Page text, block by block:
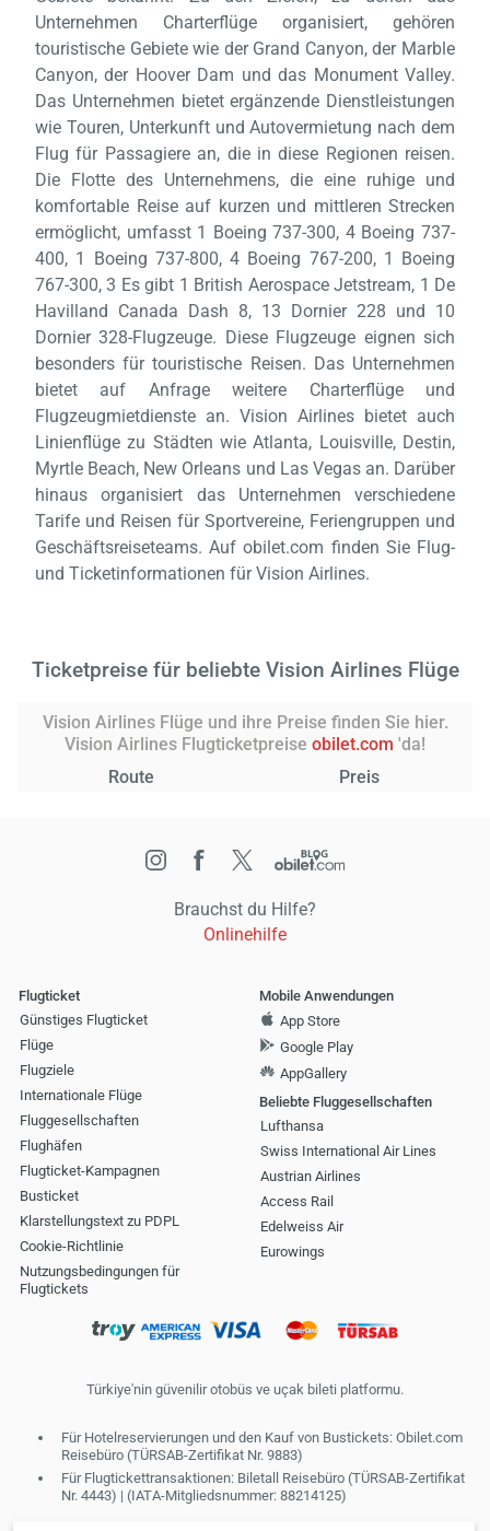
Unternehmen Charterflüge organisiert, gehören
touristische Gebiete wie der Grand Canyon, der Marble
Canyon, der Hoover Dam und das Monument Valley.
Das Unternehmen bietet ergänzende Dienstleistungen
wie Touren, Unterkunft und Autovermietung nach dem
Flug für Passagiere an, die in diese Regionen reisen.
Die Flotte des Unternehmens, die eine ruhige und
komfortable Reise auf kurzen und mittleren Strecken
ermöglicht, umfasst 1 Boeing 737-300, 4 Boeing 737-
400, 1 Boeing 737-800, 4 Boeing 767-200, 1 Boeing
767-300, 3 Es gibt 1 British Aerospace Jetstream, 1 De
Havilland Canada Dash 8, 13 Dornier 228 und 10
Dornier 328-Flugzeuge. Diese Flugzeuge eignen sich
besonders für touristische Reisen. Das Unternehmen
bietet auf Anfrage weitere Charterflüge und
Flugzeugmietdienste an. Vision Airlines bietet auch
Linienflüge zu Städten wie Atlanta, Louisville, Destin,
Myrtle Beach, New Orleans und Las Vegas an. Darüber
hinaus organisiert das Unternehmen verschiedene
Tarife und Reisen für Sportvereine, Feriengruppen und
Geschäftsreiseteams. Auf obilet.com finden Sie Flug-
und Ticketinformationen für Vision Airlines.
Ticketpreise für beliebte Vision Airlines Flüge
Vision Airlines Flüge und ihre Preise finden Sie hier.
Vision Airlines Flugticketpreise obilet.com 'da!
Route
Preis
Brauchst du Hilfe?
Onlinehilfe
Flugticket
Günstiges Flugticket
Flüge
Flugziele
Internationale Flüge
Fluggesellschaften
Flughäfen
Flugticket-Kampagnen
Busticket
Klarstellungstext zu PDPL
Cookie-Richtlinie
Nutzungsbedingungen für
Flugtickets
Mobile Anwendungen
App Store
Google Play
AppGallery
Beliebte Fluggesellschaften
Lufthansa
Swiss International Air Lines
Austrian Airlines
Access Rail
Edelweiss Air
Eurowings
Türkiye'nin güvenilir otobüs ve uçak bileti platformu.
Für Hotelreservierungen und den Kauf von Bustickets: Obilet.com
Reisebüro (TÜRSAB-Zertifikat Nr. 9883)
Für Flugtickettransaktionen: Biletall Reisebüro (TÜRSAB-Zertifikat
Nr. 4443) | (IATA-Mitgliedsnummer: 88214125)